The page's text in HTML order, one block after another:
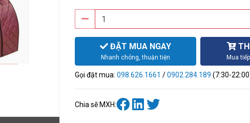
ĐẶT MUA NGAY
Nhanh chóng, thuận tiện Mua
Gọi đặt mua: 098.626.1661 /0902.284.189 (7:30-
Chia sẽ MXH: